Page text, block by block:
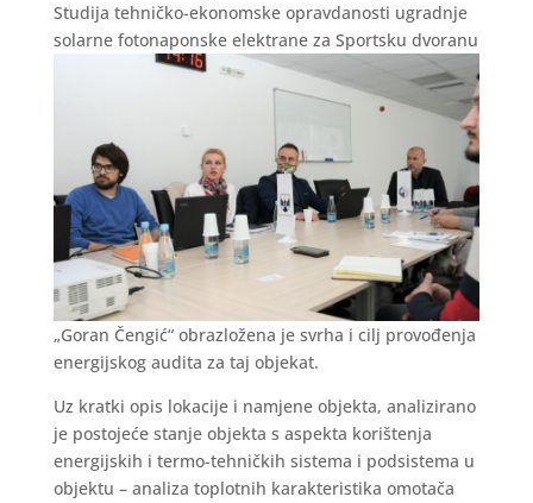
Studija tehničko-ekonomske opravdanosti ugradnje
solarne fotonaponske elektrane za Sportsku dvoranu
„Goran Čengić“ obrazložena je svrha i cilj provođenja
energijskog audita za taj objekat.
Uz kratki opis lokacije i namjene objekta, analizirano
je postojeće stanje objekta s aspekta korištenja
energijskih i termo-tehničkih sistema i podsistema u
objektu – analiza toplotnih karakteristika omotača